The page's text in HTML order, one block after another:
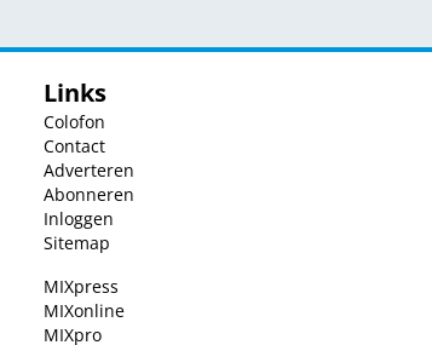
Links
Colofon
Contact
Adverteren
Abonneren
Inloggen
Sitemap
MIXpress
MIXonline
MIXpro